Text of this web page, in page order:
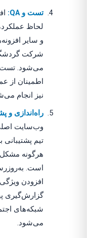
تست و QA:
لحاظ
و سایر
شرکت
می‌شود.
اطمینان از
نیز انجام
راه‌اندازی و
وب‌سایت
تیم
هرگونه
است.
افزودن
گزارش‌گیری
شبکه‌های
می‌شود.